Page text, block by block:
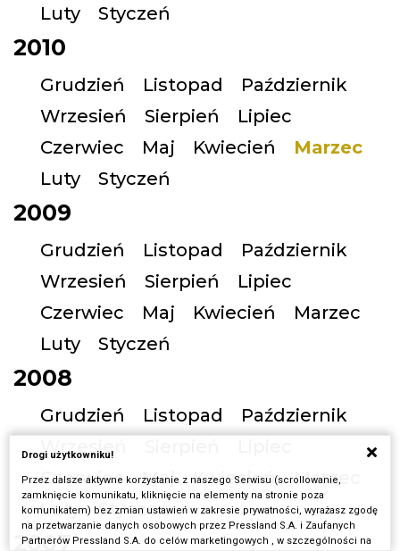
Luty
Styczeń
2010
Grudzień Listopad
Październik
Wrzesień
Sierpień
Lipiec
Czerwiec
Maj Kwiecień
Marzec
Luty
Styczeń
2009
Grudzień Listopad
Październik
Wrzesień
Sierpień
Lipiec
Czerwiec
Maj Kwiecień
Marzec
Luty
Styczeń
2008
Grudzień Listopad
Październik
Wrzesień
Czerwiec
Maj Kwiecień
Marzec
Luty
Styczeń
2007
Drogi użytkowniku!
Przez dalsze aktywne korzystanie z naszego Serwisu (scrollowanie,
zamknięcie komunikatu, kliknięcie na elementy na stronie poza
komunikatem) bez zmian ustawień w zakresie prywatności, wyrażasz zgodę
na przetwarzanie danych osobowych przez Pressland S.A. i Zaufanych
Partnerów Pressland S.A. do celów marketingowych , w szczególności na